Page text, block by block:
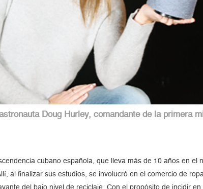
Doug Hurley, comandante de la primera
cubano española, que lleva más de 10 años en el
al finalizar sus estudios, se involucró en el comercio de
del bajo nivel de reciclaje. Con el propósito de incidir